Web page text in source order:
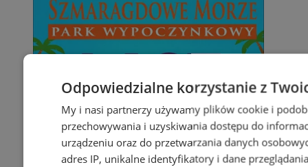
Odpowiedzialne korzystanie z
My i nasi partnerzy używamy plików cookie i
przechowywania i uzyskiwania dostępu do
urządzeniu oraz do przetwarzania danych
adres IP, unikalne identyfikatory i dane